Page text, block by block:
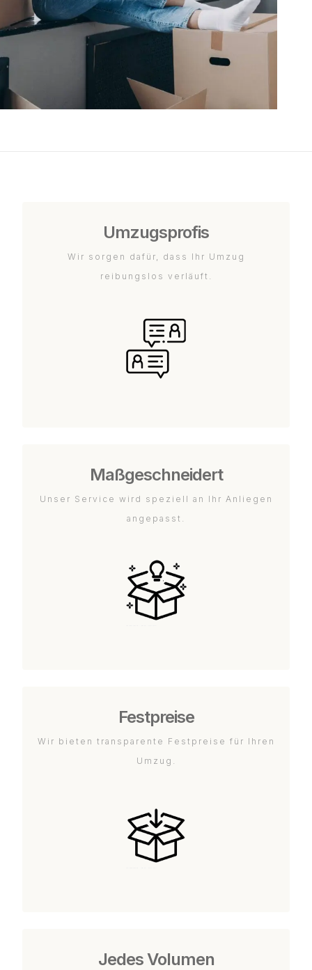
Umzugsprofis
Wir sorgen dafür, dass Ihr Umzug
reibungslos verläuft.
Maßgeschneidert
Unser Service wird speziell an Ihr Anliegen
angepasst.
Festpreise
Wir bieten transparente Festpreise für Ihren
Umzug.
Jedes Volumen